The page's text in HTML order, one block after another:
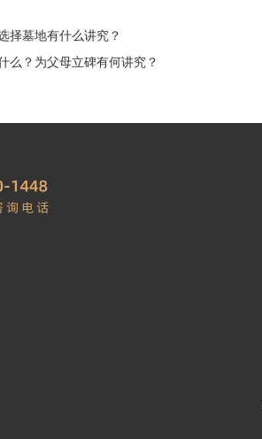
择墓地有什么讲究？
么？为父母立碑有何讲究？